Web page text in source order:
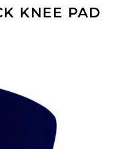
KNEE PAD